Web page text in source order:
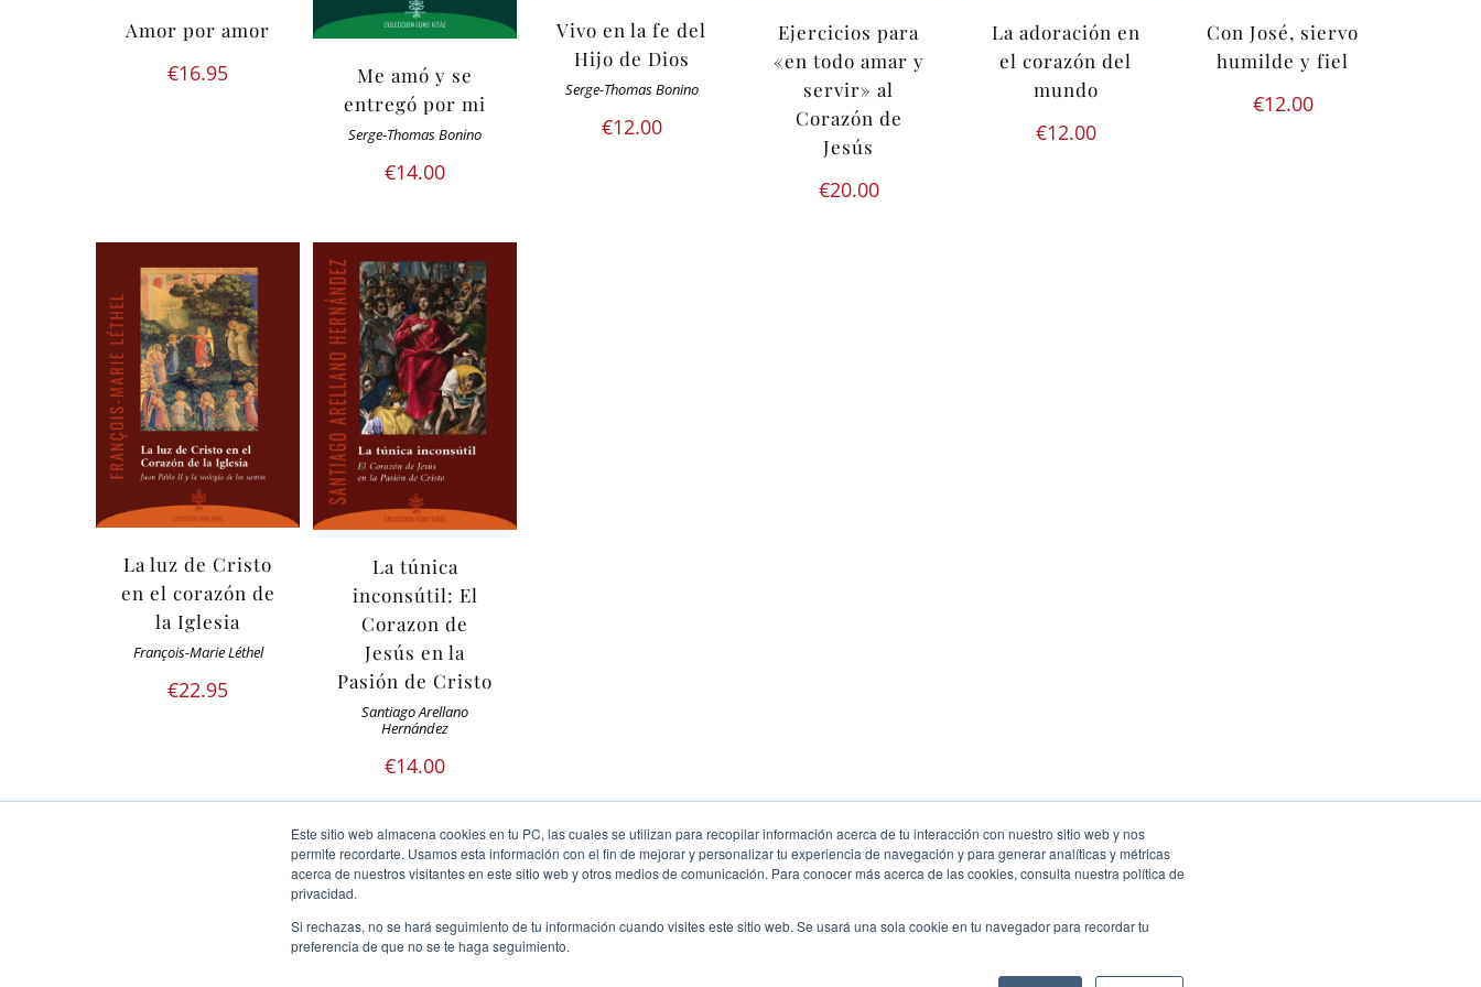
Este sitio web almacena cookies en tu PC, las cuales se utilizan para recopilar información acerca de tu interacción con nuestro sitio web y nos
permite recordarte. Usamos esta información con el fin de mejorar y personalizar tu experiencia de navegación y para generar analíticas y métricas
acerca de nuestros visitantes en este sitio web y otros medios de comunicación. Para conocer más acerca de las cookies, consulta nuestra política de
privacidad.
Si rechazas, no se hará seguimiento de tu información cuando visites este sitio web. Se usará una sola cookie en tu navegador para recordar tu
preferencia de que no se te haga seguimiento.
Amor por amor
€16.95
Me amó y se
entregó por mi
Serge-Thomas Bonino
€14.00
Vivo en la fe del
Hijo de Dios
Serge-Thomas Bonino
€12.00
Ejercicios para
«en todo amar y
servir» al
Corazón de
Jesús
€20.00
La adoración en
el corazón del
mundo
€12.00
Con José, siervo
humilde y fiel
€12.00
La luz de Cristo
en el corazón de
la Iglesia
François-Marie Léthel
€22.95
La túnica
inconsútil: El
Corazon de
Jesús en la
Pasión de Cristo
Santiago Arellano
Hernández
€14.00